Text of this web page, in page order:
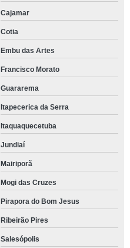
Cajamar
Cotia
Embu das Artes
Francisco Morato
Guararema
Itapecerica da Serra
Itaquaquecetuba
Jundiaí
Mairiporã
Mogi das Cruzes
Pirapora do Bom Jesus
Ribeirão Pires
Salesópolis